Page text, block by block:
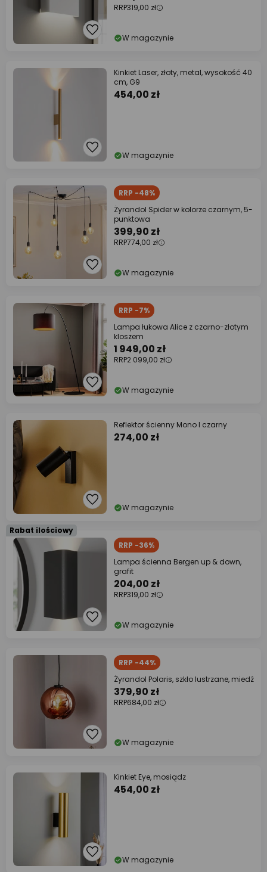
RRP319,00 zł
W magazynie
Kinkiet Laser, złoty, metal, wysokość 40
cm, G9
454,00 zł
W magazynie
RRP -48%
Żyrandol Spider w kolorze czarnym, 5-
punktowa
399,90 zł
RRP774,00 zł
W magazynie
RRP -7%
Lampa łukowa Alice z czarno-złotym
kloszem
1 949,00 zł
RRP2 099,00 zł
W magazynie
Reflektor ścienny Mono I czarny
274,00 zł
W magazynie
Rabat ilościowy
RRP -36%
Lampa ścienna Bergen up & down,
grafit
204,00 zł
RRP319,00 zł
W magazynie
RRP -44%
Żyrandol Polaris, szkło lustrzane, miedź
379,90 zł
RRP684,00 zł
W magazynie
Kinkiet Eye, mosiądz
454,00 zł
W magazynie